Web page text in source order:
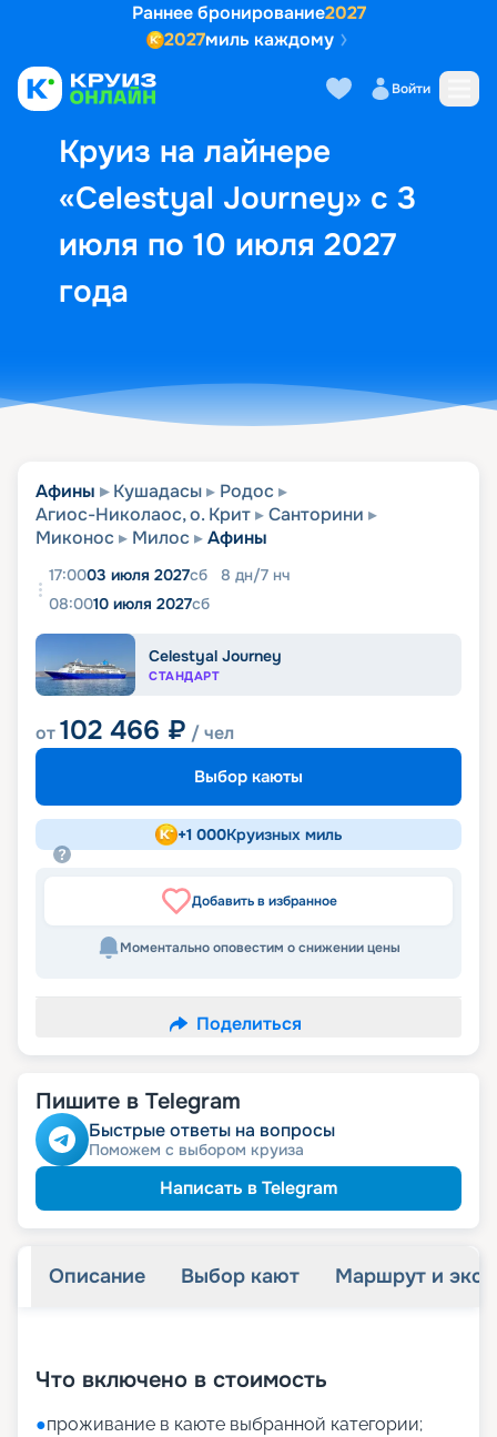
Раннее бронирование2027
2027миль каждому
Войти
Круиз на лайнере
«Celestyal Journey» с 3
июля по 10 июля 2027
года
Выбор кают Маршрут и
Афины Кушадасы
Родос
Агиос-Николаос, о. Крит
Санторини
Миконос
Милос Афины
17:0003 июля 2027сб 8 дн/7 нч
08:0010 июля 2027сб
Celestyal Journey
СТАНДАРТ
от102 466 ₽ / чел
Выбор каюты
+1 000Круизных миль
Добавить в избранное
Моментально оповестим о снижении цены
Поделиться
Пишите в Telegram
Быстрые ответы на вопросы
Поможем с выбором круиза
Написать в Telegram
Описание Выбор кают Маршрут и
Что включено в стоимость
●проживание в каюте выбранной категории;